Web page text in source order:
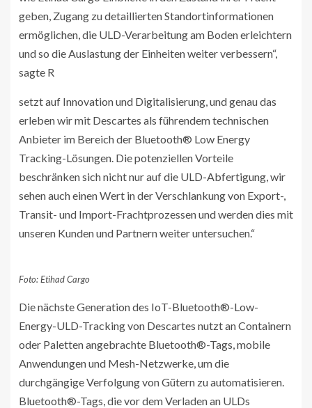
geben, Zugang zu detaillierten Standortinformationen
ermöglichen, die ULD-Verarbeitung am Boden erleichtern
und so die Auslastung der Einheiten weiter verbessern“,
sagte R
setzt auf Innovation und Digitalisierung, und genau das
erleben wir mit Descartes als führendem technischen
Anbieter im Bereich der Bluetooth® Low Energy
Tracking-Lösungen. Die potenziellen Vorteile
beschränken sich nicht nur auf die ULD-Abfertigung, wir
sehen auch einen Wert in der Verschlankung von Export-,
Transit- und Import-Frachtprozessen und werden dies mit
unseren Kunden und Partnern weiter untersuchen.“
Foto: Etihad Cargo
Die nächste Generation des IoT-Bluetooth®-Low-
Energy-ULD-Tracking von Descartes nutzt an Containern
oder Paletten angebrachte Bluetooth®-Tags, mobile
Anwendungen und Mesh-Netzwerke, um die
durchgängige Verfolgung von Gütern zu automatisieren.
Bluetooth®-Tags, die vor dem Verladen an ULDs